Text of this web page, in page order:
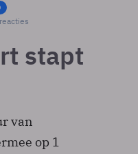
stapt
van
op 1